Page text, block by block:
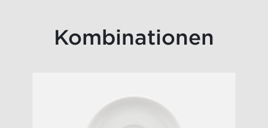
Kombinationen